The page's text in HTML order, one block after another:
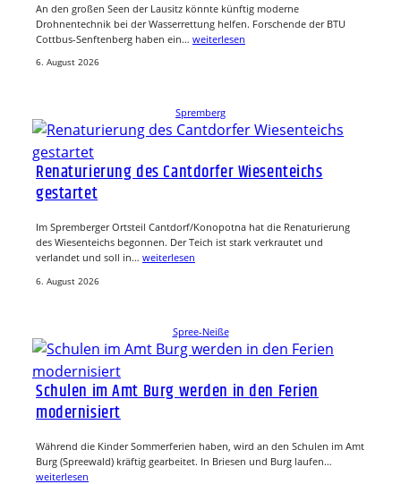
An den großen Seen der Lausitz könnte künftig moderne
Drohnentechnik bei der Wasserrettung helfen. Forschende der BTU
Cottbus-Senftenberg haben ein… weiterlesen
6. August 2026
Spremberg
Renaturierung des Cantdorfer Wiesenteichs
gestartet
Im Spremberger Ortsteil Cantdorf/Konopotna hat die Renaturierung
des Wiesenteichs begonnen. Der Teich ist stark verkrautet und
verlandet und soll in… weiterlesen
6. August 2026
Spree-Neiße
Schulen im Amt Burg werden in den Ferien
modernisiert
Während die Kinder Sommerferien haben, wird an den Schulen im Amt
Burg (Spreewald) kräftig gearbeitet. In Briesen und Burg laufen…
weiterlesen